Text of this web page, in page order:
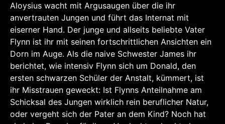
Aloysius wacht mit Argusaugen über die ihr
anvertrauten Jungen und führt das Internat mit
eiserner Hand. Der junge und allseits beliebte Vater
Flynn ist ihr mit seinen fortschrittlichen Ansichten ein
Dorn im Auge. Als die naive Schwester James ihr
berichtet, wie intensiv Flynn sich um Donald, den
ersten schwarzen Schüler der Anstalt, kümmert, ist
ihr Misstrauen geweckt: Ist Flynns Anteilnahme am
Schicksal des Jungen wirklich rein beruflicher Natur,
oder vergeht sich der Pater an dem Kind? Noch hat